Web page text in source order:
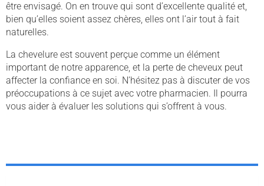
être envisagé. On en trouve qui sont d’excellente qualité et,
bien qu’elles soient assez chères, elles ont l’air tout à fait
naturelles.
La chevelure est souvent perçue comme un élément
important de notre apparence, et la perte de cheveux peut
affecter la confiance en soi. N’hésitez pas à discuter de vos
préoccupations à ce sujet avec votre pharmacien. Il pourra
vous aider à évaluer les solutions qui s’offrent à vous.